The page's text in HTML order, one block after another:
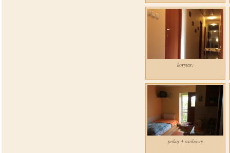
korytarz
pokój 4 osobowy